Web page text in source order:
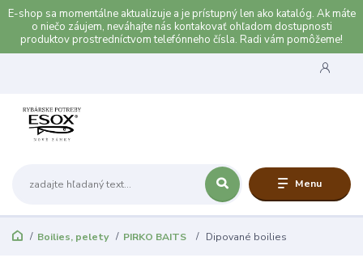
E-shop sa momentálne aktualizuje a je prístupný len ako katalóg. Ak máte
o niečo záujem, neváhajte nás kontakovať ohľadom dostupnosti
produktov prostredníctvom telefónneho čísla. Radi vám pomôžeme!
Menu
Boilies, pelety PIRKO BAITS Dipované boilies